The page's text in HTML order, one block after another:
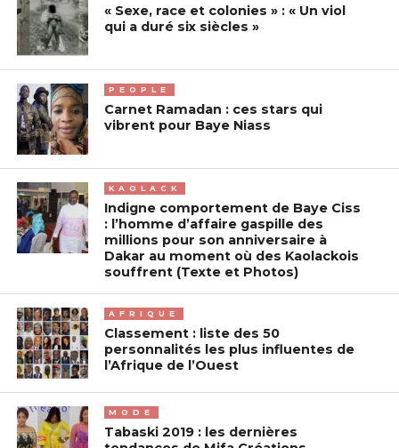
« Sexe, race et colonies » : « Un viol
qui a duré six siècles »
PEOPLE
Carnet Ramadan : ces stars qui
vibrent pour Baye Niass
KAOLACK
Indigne comportement de Baye Ciss
: l’homme d’affaire gaspille des
millions pour son anniversaire à
Dakar au moment où des Kaolackois
souffrent (Texte et Photos)
AFRIQUE
Classement : liste des 50
personnalités les plus influentes de
l’Afrique de l’Ouest
MODE
Tabaski 2019 : les dernières